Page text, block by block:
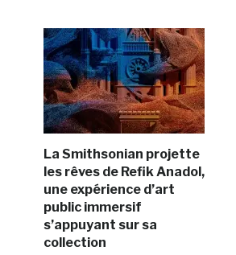
La Smithsonian projette
les rêves de Refik Anadol,
une expérience d’art
public immersif
s’appuyant sur sa
collection